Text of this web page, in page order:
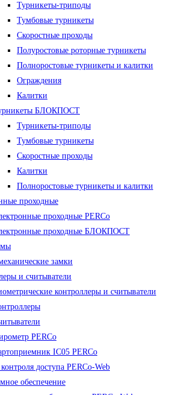
Турникеты-триподы
Тумбовые турникеты
Скоростные проходы
Полуростовые роторные турникеты
Полноростовые турникеты и калитки
Ограждения
Калитки
БЛОКПОСТ
Турникеты-триподы
Тумбовые турникеты
Скоростные проходы
Калитки
Полноростовые турникеты и калитки
проходные
проходные PERCo
проходные БЛОКПОСТ
замки
и считыватели
контроллеры и считыватели
PERCo
IC05 PERCo
доступа PERCo-Web
обеспечение